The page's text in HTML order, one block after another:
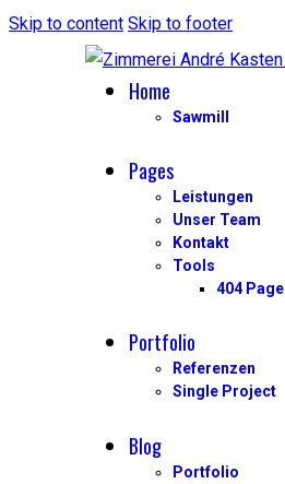
Skip to content Skip to footer
Home
Sawmill
Pages
Leistungen
Unser Team
Kontakt
Tools
404 Page
Portfolio
Referenzen
Single Project
Blog
Portfolio